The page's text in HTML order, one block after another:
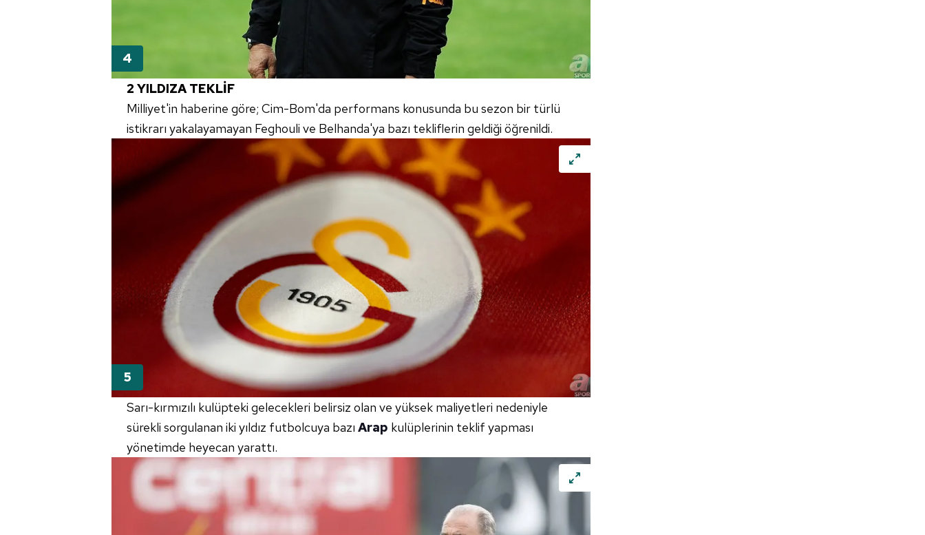
2 YILDIZA TEKLİF
Milliyet'in haberine göre; Cim-Bom'da performans konusunda bu sezon bir türlü
istikrarı yakalayamayan Feghouli ve Belhanda'ya bazı tekliflerin geldiği öğrenildi.
Sarı-kırmızılı kulüpteki gelecekleri belirsiz olan ve yüksek maliyetleri nedeniyle
sürekli sorgulanan iki yıldız futbolcuya bazı Arap kulüplerinin teklif yapması
yönetimde heyecan yarattı.